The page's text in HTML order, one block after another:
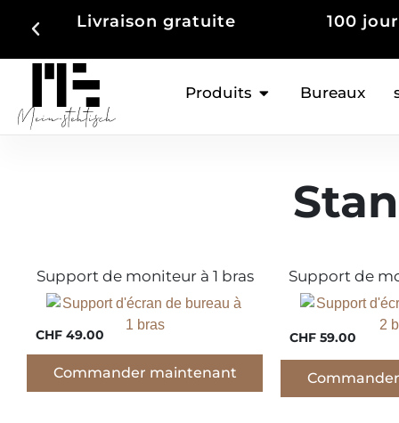
Livraison gratuite 100
Produits Bureaux
Support de moniteur à 1 bras
CHF 49.00
Commander maintenant
Support de
CHF 59.00